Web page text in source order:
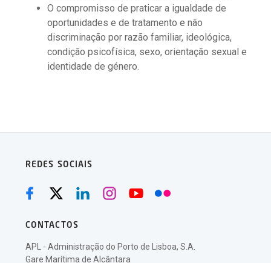
O compromisso de praticar a igualdade de
oportunidades e de tratamento e não
discriminação por razão familiar, ideológica,
condição psicofísica, sexo, orientação sexual e
identidade de género.
REDES SOCIAIS
CONTACTOS
APL - Administração do Porto de Lisboa, S.A.
Gare Marítima de Alcântara